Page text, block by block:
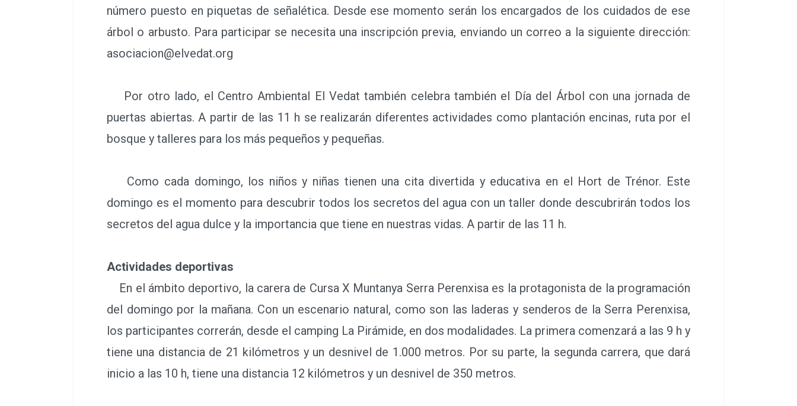
número puesto en piquetas de señalética. Desde ese momento serán los encargados de los cuidados de ese
árbol o arbusto. Para participar se necesita una inscripción previa, enviando un correo a la siguiente dirección:
asociacion@elvedat.org
Por otro lado, el Centro Ambiental El Vedat también celebra también el Día del Árbol con una jornada de
puertas abiertas. A partir de las 11 h se realizarán diferentes actividades como plantación encinas, ruta por el
bosque y talleres para los más pequeños y pequeñas.
Como cada domingo, los niños y niñas tienen una cita divertida y educativa en el Hort de Trénor. Este
domingo es el momento para descubrir todos los secretos del agua con un taller donde descubrirán todos los
secretos del agua dulce y la importancia que tiene en nuestras vidas. A partir de las 11 h.
Actividades deportivas
En el ámbito deportivo, la carera de Cursa X Muntanya Serra Perenxisa es la protagonista de la programación
del domingo por la mañana. Con un escenario natural, como son las laderas y senderos de la Serra Perenxisa,
los participantes correrán, desde el camping La Pirámide, en dos modalidades. La primera comenzará a las 9 h y
tiene una distancia de 21 kilómetros y un desnivel de 1.000 metros. Por su parte, la segunda carrera, que dará
inicio a las 10 h, tiene una distancia 12 kilómetros y un desnivel de 350 metros.